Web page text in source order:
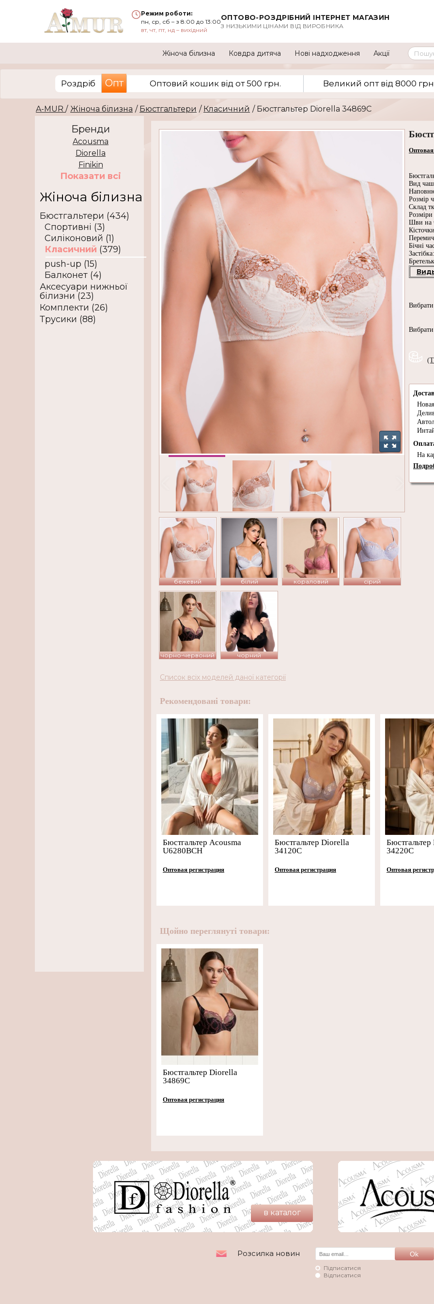
Режим роботи:
пн, ср, сб – з 8:00 до 13:00
вт, чт, пт, нд – вихідний
ОПТОВО-РОЗДРІБНИЙ ІНТЕРНЕТ МАГАЗИН
З НИЗЬКИМИ ЦІНАМИ ВІД ВИРОБНИКА
Жіноча білизна Ковдра дитяча Нові надходження Акції
Роздріб Опт Оптовий кошик вiд от 500 грн. Великий опт вiд 8000
A-MUR / Жіноча білизна / Бюстгальтери / Класичний / Бюстгальтер Diorella 34869C
Бренди
Acousma
Diorella
Finikin
Показати всi
Жіноча білизна
Бюстгальтери (434)
Спортивні (3)
Силіконовий (1)
Класичний (379)
push-up (15)
Балконет (4)
Аксесуари нижньої
білизни (23)
Комплекти (26)
Трусики (88)
бежевий білий кораловий сірий
чорно-червоний чорний
Оптовая
Вид
Розмір
Склад
Шви на
Бічні
Вибрати
Вибрати
На
Список всіх моделей даної категорії
Рекомендовані товари:
Бюстгальтер Acousma
U6280BCH
Оптовая регистрация
Бюстгальтер Diorella
34120C
Оптовая регистрация
34220C
Оптовая
Щойно переглянуті товари:
Бюстгальтер Diorella
34869C
Оптовая регистрация
в каталог
Розсилка новин
Підписатися
Відписатися